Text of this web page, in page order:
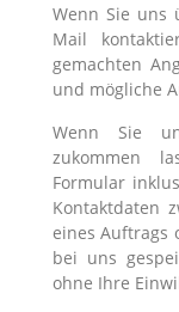
Wenn Sie uns
Mail
gemachten
und mögliche
Wenn Sie
zukommen
Formular
Kontaktdaten
eines Auftrags
bei uns
ohne Ihre